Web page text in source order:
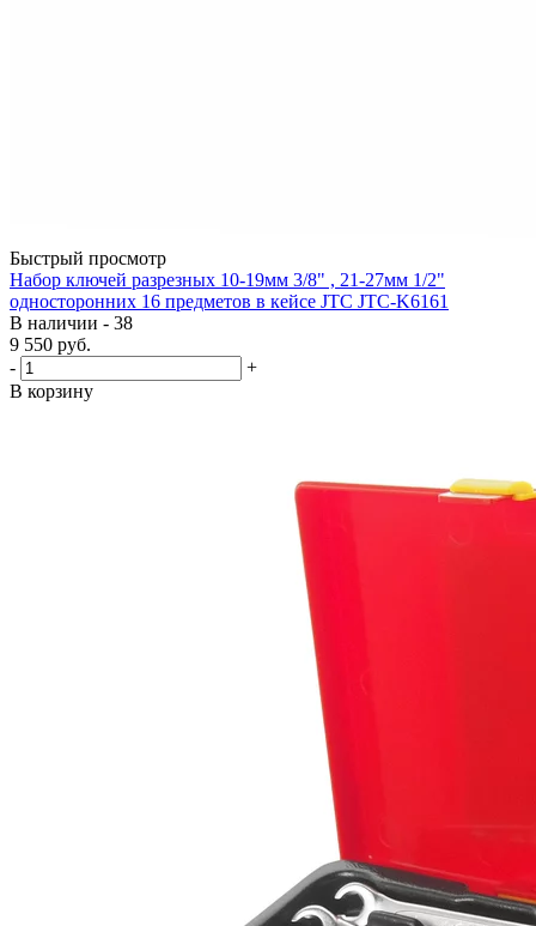
Быстрый просмотр
Набор ключей разрезных 10-19мм 3/8" , 21-27мм 1/2"
односторонних 16 предметов в кейсе JTC JTC-K6161
В наличии - 38
9 550 руб.
-
+
В корзину